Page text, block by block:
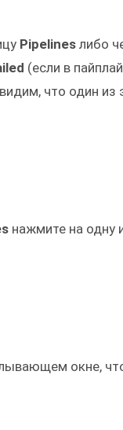
Pipelines либо
(если в
что один из
нажмите на одну
окне,